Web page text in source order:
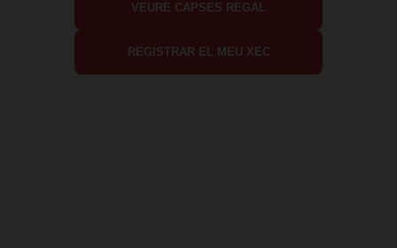
VEURE CAPSES REGAL
REGISTRAR EL MEU XEC